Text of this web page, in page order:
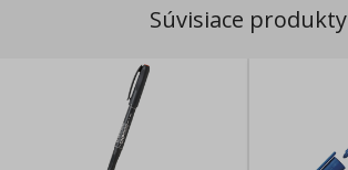
Súvisiace produkty